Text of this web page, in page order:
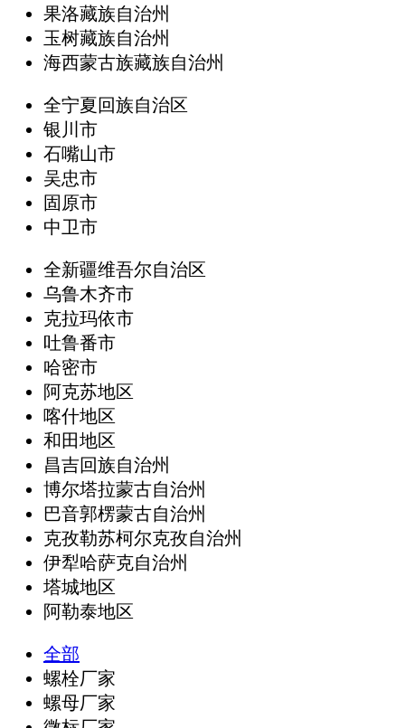
果洛藏族自治州
玉树藏族自治州
海西蒙古族藏族自治州
全宁夏回族自治区
银川市
石嘴山市
吴忠市
固原市
中卫市
全新疆维吾尔自治区
乌鲁木齐市
克拉玛依市
吐鲁番市
哈密市
阿克苏地区
喀什地区
和田地区
昌吉回族自治州
博尔塔拉蒙古自治州
巴音郭楞蒙古自治州
克孜勒苏柯尔克孜自治州
伊犁哈萨克自治州
塔城地区
阿勒泰地区
全部
螺栓厂家
螺母厂家